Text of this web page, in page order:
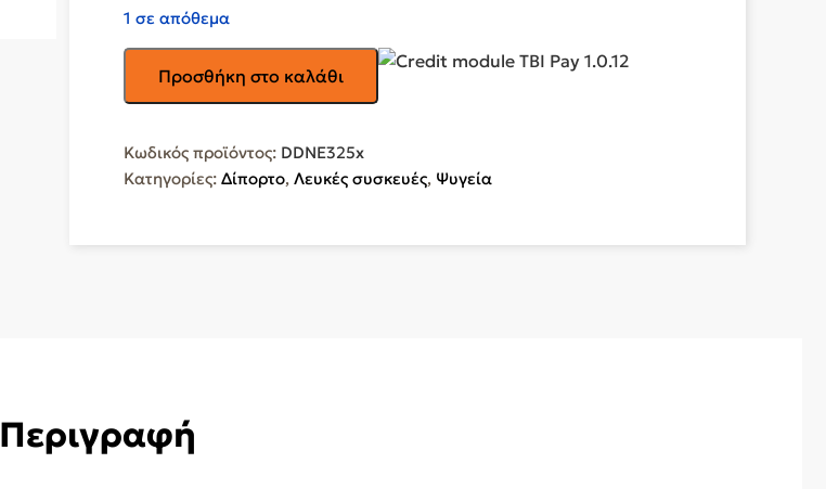
1 σε απόθεμα
Ψυγείο
Total
NoFrost
Inox
Προσθήκη στο καλάθι
Κωδικός προϊόντος: DDNE325x
Κατηγορίες: Δίπορτο, Λευκές συσκευές, Ψυγεία
Περιγραφή